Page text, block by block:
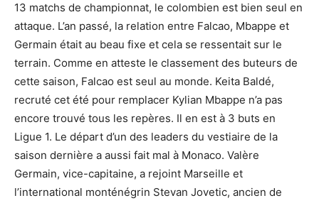
13 matchs de championnat, le colombien est bien seul en
attaque. L’an passé, la relation entre Falcao, Mbappe et
Germain était au beau fixe et cela se ressentait sur le
terrain. Comme en atteste le classement des buteurs de
cette saison, Falcao est seul au monde. Keita Baldé,
recruté cet été pour remplacer Kylian Mbappe n’a pas
encore trouvé tous les repères. Il en est à 3 buts en
Ligue 1. Le départ d’un des leaders du vestiaire de la
saison dernière a aussi fait mal à Monaco. Valère
Germain, vice-capitaine, a rejoint Marseille et
l’international monténégrin Stevan Jovetic, ancien de